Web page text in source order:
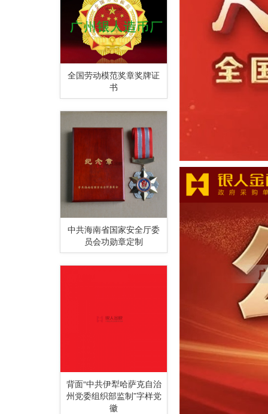
全国劳动模范奖章奖牌证
书
中共海南省国家安全厅委
员会功勋章定制
背面“中共伊犁哈萨克自治
州党委组织部监制”字样党
徽